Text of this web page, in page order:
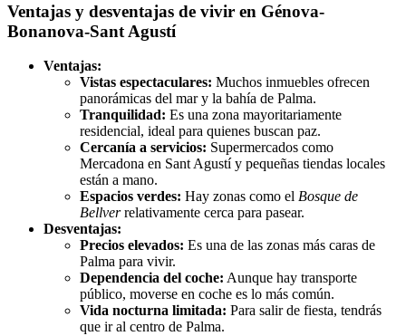
Ventajas y desventajas de vivir en Génova-
Bonanova-Sant Agustí
Ventajas:
Vistas espectaculares: Muchos inmuebles ofrecen
panorámicas del mar y la bahía de Palma.
Tranquilidad: Es una zona mayoritariamente
residencial, ideal para quienes buscan paz.
Cercanía a servicios: Supermercados como
Mercadona en Sant Agustí y pequeñas tiendas locales
están a mano.
Espacios verdes: Hay zonas como el Bosque de
Bellverrelativamente cerca para pasear.
Desventajas:
Precios elevados: Es una de las zonas más caras de
Palma para vivir.
Dependencia del coche: Aunque hay transporte
público, moverse en coche es lo más común.
Vida nocturna limitada: Para salir de fiesta, tendrás
que ir al centro de Palma.